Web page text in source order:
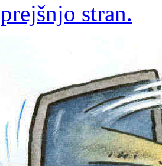
prejšnjo stran.